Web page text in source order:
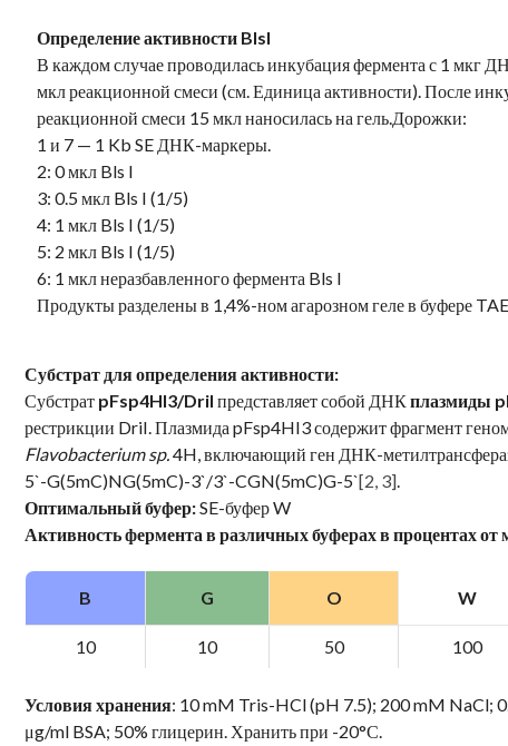
Определение активности BlsI
В каждом случае проводилась инкубация фермента с 1 мкг
мкл реакционной смеси (см. Единица активности). После
реакционной смеси 15 мкл наносилась на гель.Дорожки:
1 и 7 — 1 Kb SE ДНК-маркеры.
2: 0 мкл Bls I
3: 0.5 мкл Bls I (1/5)
4: 1 мкл Bls I (1/5)
5: 2 мкл Bls I (1/5)
6: 1 мкл неразбавленного фермента Bls I
Продукты разделены в 1,4%-ном агарозном геле в буфере
Субстрат для определения активности:
Субстрат pFsp4HI3/DriI представляет собой ДНКплазмиды
рестрикции DriI. Плазмида pFsp4HI3 содержит фрагмент
Flavobacterium sp.4H, включающий ген ДНК-
5`-G(5mC)NG(5mC)-3`/3`-CGN(5mC)G-5`[2, 3].
Оптимальный буфер:SE-буфер W
Активность фермента в различных буферах в процентах от
B G O W
10 10 50 100
Условия хранения: 10 mM Tris-HCl (pH 7.5); 200 mM NaCl;
μg/ml BSA; 50% глицерин. Хранить при -20°С.